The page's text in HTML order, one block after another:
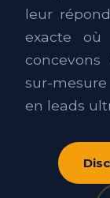
leur
exacte où
sur-
en leads